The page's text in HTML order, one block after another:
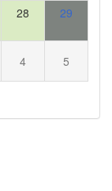
28 29
4 5